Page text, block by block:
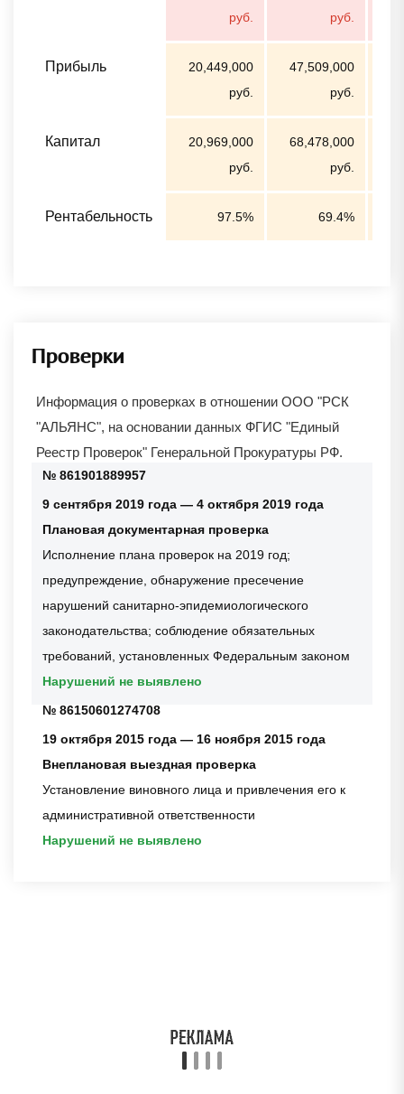
руб. руб.
Прибыль
20,449,000
руб.
47,509,000
руб.
Капитал
20,969,000
руб.
68,478,000
руб.
Рентабельность 97.5% 69.4%
Проверки
Информация о проверках в отношении ООО "РСК
"АЛЬЯНС", на основании данных ФГИС "Единый
Реестр Проверок" Генеральной Прокуратуры РФ.
№ 861901889957
9 сентября 2019 года — 4 октября 2019 года
Плановая документарная проверка
Исполнение плана проверок на 2019 год;
предупреждение, обнаружение пресечение
нарушений санитарно-эпидемиологического
законодательства; соблюдение обязательных
требований, установленных Федеральным законом
Нарушений не выявлено
№ 86150601274708
19 октября 2015 года — 16 ноября 2015 года
Внеплановая выездная проверка
Установление виновного лица и привлечения его к
административной ответственности
Нарушений не выявлено